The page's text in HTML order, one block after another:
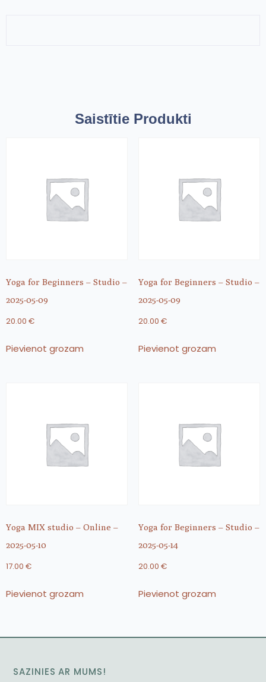
Saistītie Produkti
Yoga for Beginners – Studio –
2025-05-09
20.00 €
Pievienot grozam
Yoga for Beginners – Studio –
2025-05-09
20.00 €
Pievienot grozam
Yoga MIX studio – Online –
2025-05-10
17.00 €
Pievienot grozam
Yoga for Beginners – Studio –
2025-05-14
20.00 €
Pievienot grozam
SAZINIES AR MUMS!